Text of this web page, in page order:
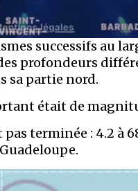
successifs au
profondeurs
sa partie nord.
était de
pas terminée : 4.2